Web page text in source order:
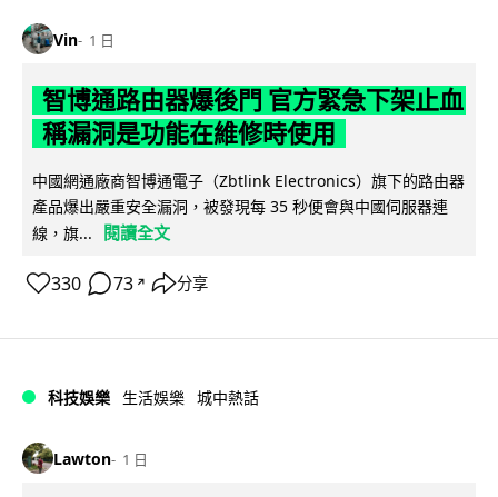
Vin 1 日
智博通路由器爆後門 官方緊急下架止血
稱漏洞是功能在維修時使用
中國網通廠商智博通電子（Zbtlink Electronics）旗下的路由器
產品爆出嚴重安全漏洞，被發現每 35 秒便會與中國伺服器連
線，旗...
閱讀全文
330 73 ↗ 分享
科技娛樂 生活娛樂 城中熱話
Lawton 1 日